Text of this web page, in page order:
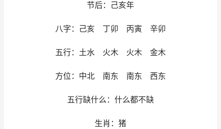
节后：己亥年
八字：己亥 丁卯 丙寅 辛卯
五行：土水 火木 火木 金木
方位：中北 南东 南东 西东
五行缺什么：什么都不缺
生肖：猪